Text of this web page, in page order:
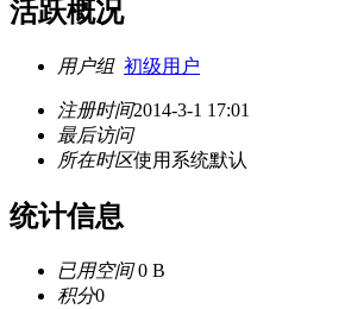
活跃概况
用户组 初级用户
注册时间2014-3-1 17:01
最后访问
所在时区使用系统默认
统计信息
已用空间0 B
积分0